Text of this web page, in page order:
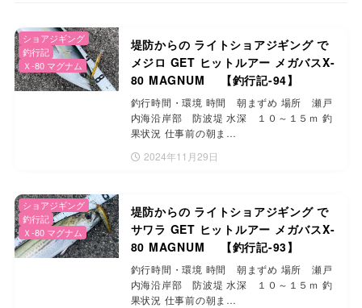
堤防からの ライトショアジギング で
メジロ GET ヒットルアー メガバスX-
80 MAGNUM 【釣行記-94】
釣行時間・環境 時間 朝まずめ 場所 瀬戸
内海沿岸部 防波堤 水深 １０～１５ｍ 釣
果状況 仕事前の朝ま…
2024年11月29日
ショアジギング
釣行記
Ｘ-80 マグナム
堤防からの ライトショアジギング で
サワラ GET ヒットルアー メガバスX-
80 MAGNUM 【釣行記-93】
釣行時間・環境 時間 朝まずめ 場所 瀬戸
内海沿岸部 防波堤 水深 １０～１５ｍ 釣
果状況 仕事前の朝ま…
ショアジギング
釣行記
Ｘ-80 マグナム